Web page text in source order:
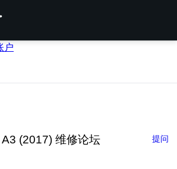
户
(2017) 维修论坛 提问